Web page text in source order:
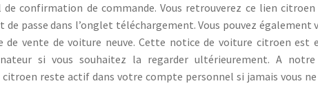
confirmation de commande. Vous retrouverez ce lien
passe dans l’onglet téléchargement. Vous pouvez également
de vente de voiture neuve. Cette notice de voiture citroen est
si vous souhaitez la regarder ultérieurement. A
reste actif dans votre compte personnel si jamais vous ne